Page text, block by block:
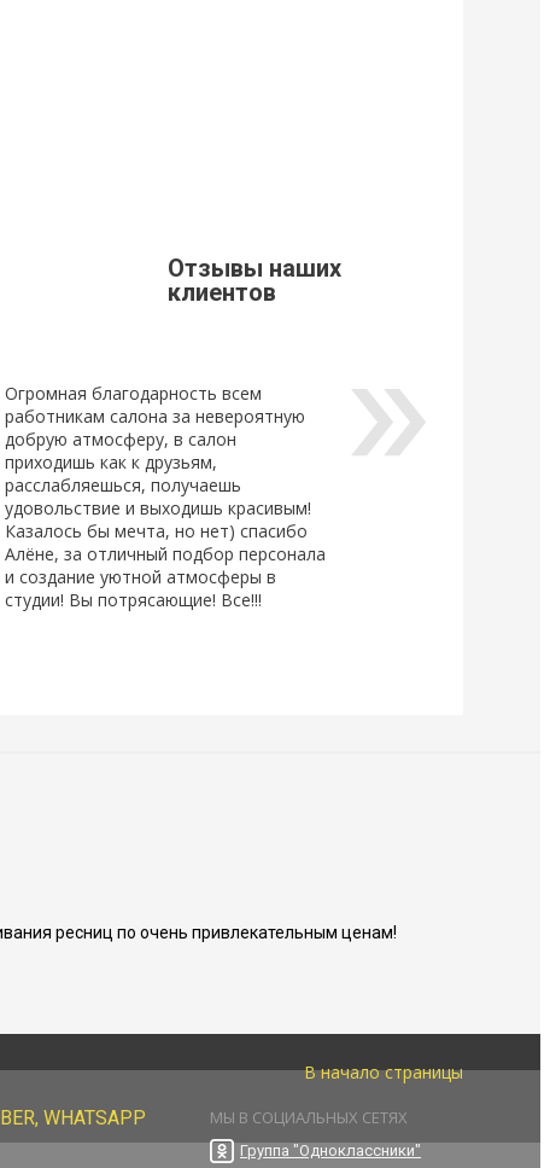
Отзывы наших
клиентов
Огромная благодарность всем
работникам салона за невероятную
добрую атмосферу, в салон
приходишь как к друзьям,
расслабляешься, получаешь
удовольствие и выходишь красивым!
Казалось бы мечта, но нет) спасибо
Алёне, за отличный подбор персонала
и создание уютной атмосферы в
студии! Вы потрясающие! Все!!!
ресниц по очень привлекательным ценам!
В начало страницы
МЫ В СОЦИАЛЬНЫХ СЕТЯХ
Группа "Одноклассники"
WHATSAPP